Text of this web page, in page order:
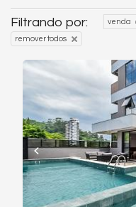
Filtrando por: venda
remover todos